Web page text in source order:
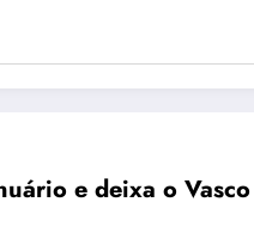
e deixa o